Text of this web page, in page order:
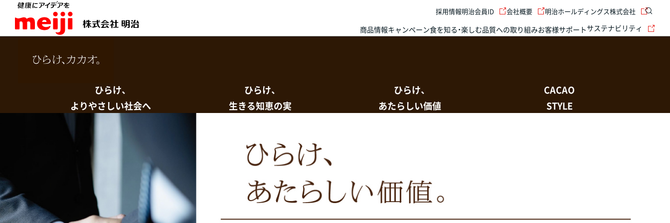
商品情報キャンペーン食を知る・楽しむ品質への取り組みお客様サポートサステナビリティ
採用情報明治会員ID 会社概要 明治ホールディングス株式会社
ひらけ、
よりやさしい社会へ
ひらけ、
生きる知恵の実
ひらけ、
あたらしい価値
CACAO
STYLE